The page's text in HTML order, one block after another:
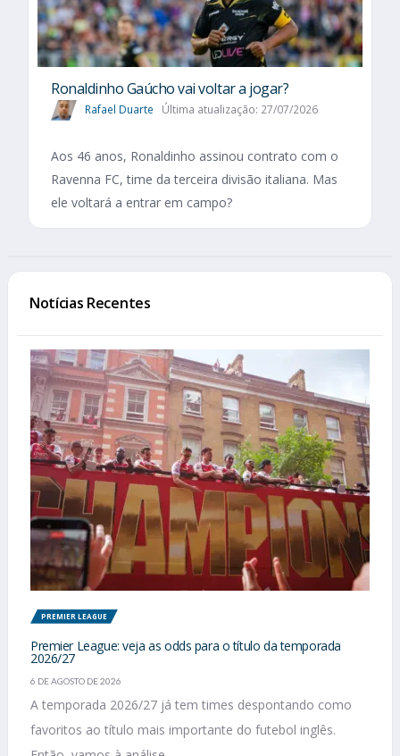
Ronaldinho Gaúcho vai voltar a jogar?
Rafael Duarte Última atualização: 27/07/2026
Aos 46 anos, Ronaldinho assinou contrato com o
Ravenna FC, time da terceira divisão italiana. Mas
ele voltará a entrar em campo?
Notícias Recentes
PREMIER LEAGUE
Premier League: veja as odds para o título da temporada
2026/27
6 DE AGOSTO DE 2026
A temporada 2026/27 já tem times despontando como
favoritos ao título mais importante do futebol inglês.